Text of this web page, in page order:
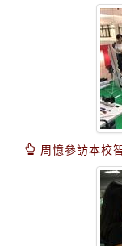
周憶參訪本校